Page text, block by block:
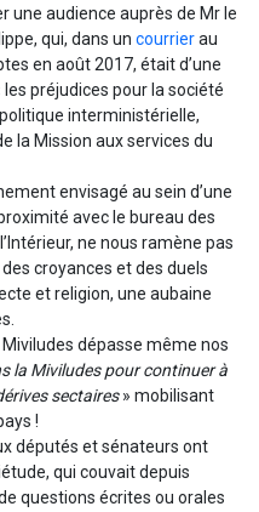
une audience auprès de Mr le
qui, dans un courrierau
en août 2017, était d’une
préjudices pour la société
interministérielle,
la Mission aux services du
envisagé au sein d’une
avec le bureau des
ne nous ramène pas
croyances et des duels
et religion, une aubaine
dépasse même nos
la Miviludes pour continuer à
sectaires» mobilisant
!
députés et sénateurs ont
qui couvait depuis
questions écrites ou orales